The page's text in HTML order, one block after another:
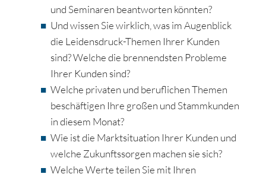
und Seminaren beantworten könnten?
Und wissen Sie wirklich, was im Augenblick
die Leidensdruck-Themen Ihrer Kunden
sind? Welche die brennendsten Probleme
Ihrer Kunden sind?
Welche privaten und beruflichen Themen
beschäftigen Ihre großen und Stammkunden
in diesem Monat?
Wie ist die Marktsituation Ihrer Kunden und
welche Zukunftssorgen machen sie sich?
Welche Werte teilen Sie mit Ihren